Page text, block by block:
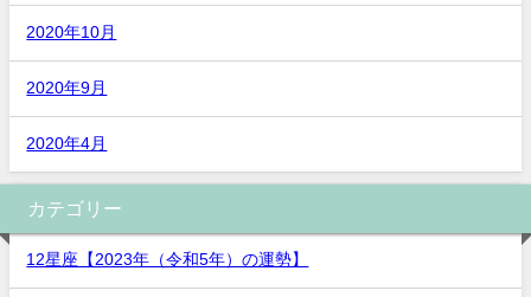
2020年10月
2020年9月
2020年4月
カテゴリー
12星座【2023年（令和5年）の運勢】